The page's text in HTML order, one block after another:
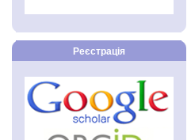
Реєстрація